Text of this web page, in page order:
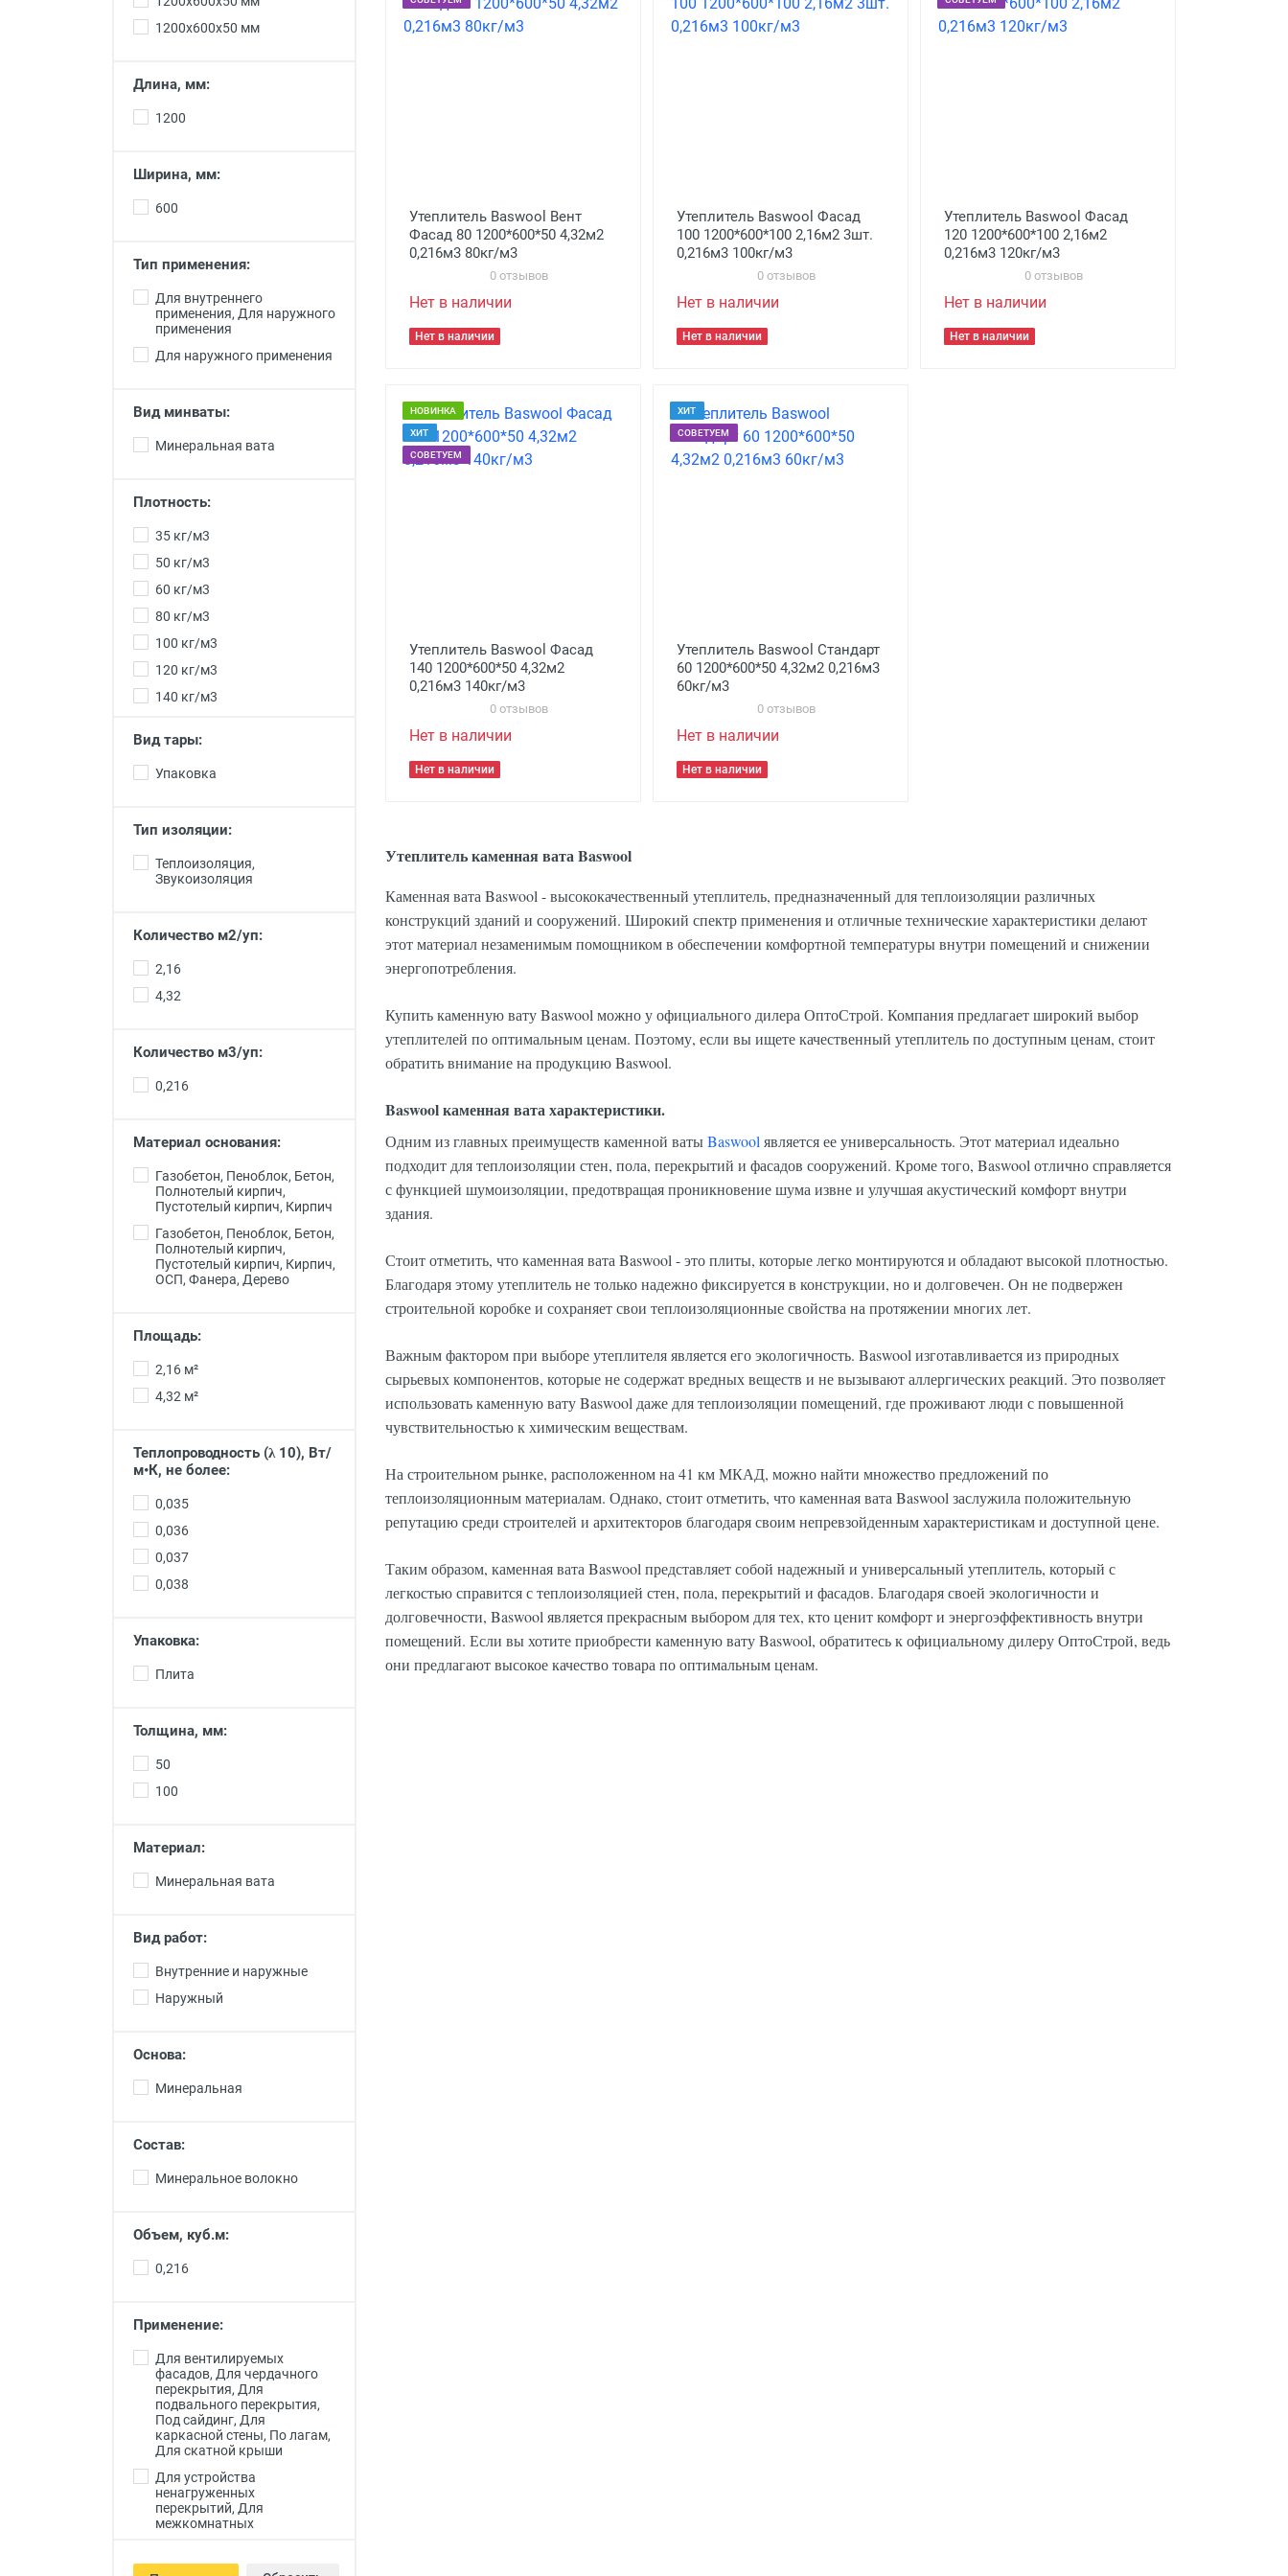
материалы
Ремонт квартир под ключ
Разгрузка стройматериалов
1200х600х50 мм
Длина, мм:
1200
Ширина, мм:
600
Тип применения:
Для внутреннего
применения, Для наружного
применения
Для наружного применения
Вид минваты:
Минеральная вата
Плотность:
35 кг/м3
50 кг/м3
60 кг/м3
80 кг/м3
100 кг/м3
120 кг/м3
140 кг/м3
Вид тары:
Упаковка
Тип изоляции:
Теплоизоляция,
Звукоизоляция
Количество м2/уп:
2,16
4,32
Количество м3/уп:
0,216
Материал основания:
Газобетон, Пеноблок, Бетон,
Полнотелый кирпич,
Пустотелый кирпич, Кирпич
Газобетон, Пеноблок, Бетон,
Полнотелый кирпич,
Пустотелый кирпич, Кирпич,
ОСП, Фанера, Дерево
Площадь:
2,16 м²
4,32 м²
Теплопроводность (λ 10), Вт/
м•К, не более:
0,035
0,036
0,037
0,038
Упаковка:
Плита
Толщина, мм:
50
100
Материал:
Минеральная вата
Вид работ:
Внутренние и наружные
Наружный
Основа:
Минеральная
Состав:
Минеральное волокно
Объем, куб.м:
0,216
Применение:
Для вентилируемых
фасадов, Для чердачного
перекрытия, Для
подвального перекрытия,
Под сайдинг, Для
каркасной стены, По лагам,
Для скатной крыши
Для устройства
ненагруженных
перекрытий, Для
межкомнатных
Для цоколя, Для
Утеплитель Baswool Вент
Фасад 80 1200*600*50 4,32м2
0,216м3 80кг/м3
0 отзывов
Нет в наличии
Нет в наличии
Утеплитель Baswool Фасад
100 1200*600*100 2,16м2 3шт.
0,216м3 100кг/м3
0 отзывов
Нет в наличии
Нет в наличии
Утеплитель Baswool Фасад
120 1200*600*100 2,16м2
0,216м3 120кг/м3
0 отзывов
Нет в наличии
Нет в наличии
НОВИНКА
ХИТ
СОВЕТУЕМ
Утеплитель Baswool Фасад
140 1200*600*50 4,32м2
0,216м3 140кг/м3
0 отзывов
Нет в наличии
Нет в наличии
ХИТ
СОВЕТУЕМ
Утеплитель Baswool Стандарт
60 1200*600*50 4,32м2 0,216м3
60кг/м3
0 отзывов
Нет в наличии
Нет в наличии
Утеплитель каменная вата Baswool
Каменная вата Baswool - высококачественный утеплитель, предназначенный для теплоизоляции различных
конструкций зданий и сооружений. Широкий спектр применения и отличные технические характеристики делают
этот материал незаменимым помощником в обеспечении комфортной температуры внутри помещений и снижении
энергопотребления.
Купить каменную вату Baswool можно у официального дилера ОптоСтрой. Компания предлагает широкий выбор
утеплителей по оптимальным ценам. Поэтому, если вы ищете качественный утеплитель по доступным ценам, стоит
обратить внимание на продукцию Baswool.
Baswool каменная вата характеристики.
Одним из главных преимуществ каменной ватыBaswool является ее универсальность. Этот материал идеально
подходит для теплоизоляции стен, пола, перекрытий и фасадов сооружений. Кроме того, Baswool отлично справляется
с функцией шумоизоляции, предотвращая проникновение шума извне и улучшая акустический комфорт внутри
здания.
Стоит отметить, что каменная вата Baswool - это плиты, которые легко монтируются и обладают высокой плотностью.
Благодаря этому утеплитель не только надежно фиксируется в конструкции, но и долговечен. Он не подвержен
строительной коробке и сохраняет свои теплоизоляционные свойства на протяжении многих лет.
Важным фактором при выборе утеплителя является его экологичность. Baswool изготавливается из природных
сырьевых компонентов, которые не содержат вредных веществ и не вызывают аллергических реакций. Это позволяет
использовать каменную вату Baswool даже для теплоизоляции помещений, где проживают люди с повышенной
чувствительностью к химическим веществам.
На строительном рынке, расположенном на 41 км МКАД, можно найти множество предложений по
теплоизоляционным материалам. Однако, стоит отметить, что каменная вата Baswool заслужила положительную
репутацию среди строителей и архитекторов благодаря своим непревзойденным характеристикам и доступной цене.
Таким образом, каменная вата Baswool представляет собой надежный и универсальный утеплитель, который с
легкостью справится с теплоизоляцией стен, пола, перекрытий и фасадов. Благодаря своей экологичности и
долговечности, Baswool является прекрасным выбором для тех, кто ценит комфорт и энергоэффективность внутри
помещений. Если вы хотите приобрести каменную вату Baswool, обратитесь к официальному дилеру ОптоСтрой, ведь
они предлагают высокое качество товара по оптимальным ценам.